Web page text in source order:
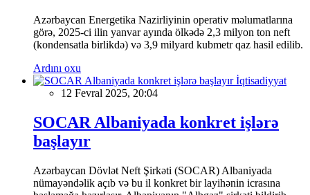
Azərbaycan Energetika Nazirliyinin operativ məlumatlarına
görə, 2025-ci ilin yanvar ayında ölkədə 2,3 milyon ton neft
(kondensatla birlikdə) və 3,9 milyard kubmetr qaz hasil edilib.
Ardını oxu
İqtisadiyyat
12 Fevral 2025, 20:04
SOCAR Albaniyada konkret işlərə
başlayır
Azərbaycan Dövlət Neft Şirkəti (SOCAR) Albaniyada
nümayəndəlik açıb və bu il konkret bir layihənin icrasına